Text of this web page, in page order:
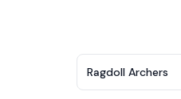
Ragdoll Archers